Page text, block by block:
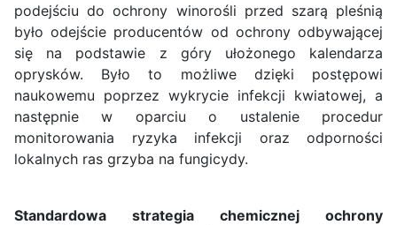
podejściu do ochrony winorośli przed szarą pleśnią
było odejście producentów od ochrony odbywającej
się na podstawie z góry ułożonego kalendarza
oprysków. Było to możliwe dzięki postępowi
naukowemu poprzez wykrycie infekcji kwiatowej, a
następnie w oparciu o ustalenie procedur
monitorowania ryzyka infekcji oraz odporności
lokalnych ras grzyba na fungicydy.
Standardowa strategia chemicznej ochrony